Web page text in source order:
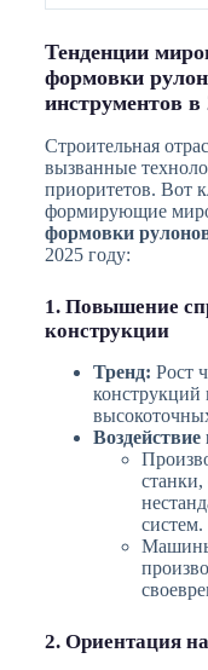
Тенденции
формовки
инструментов в
Строительная
вызванные
приоритетов. Вот
формирующие
формовки
2025 году:
1. Повышение
конструкции
Тренд: Рост
конструкций
станки,
систем.
2. Ориентация